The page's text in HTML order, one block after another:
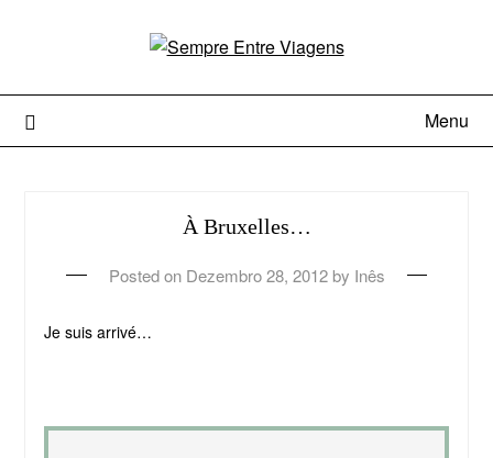
Menu
À Bruxelles…
Posted on Dezembro 28, 2012by Inês
Je suis arrivé…